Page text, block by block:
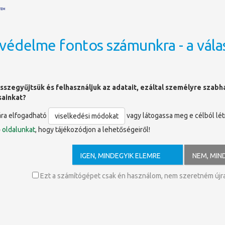
OLDALTÉRKÉP
tartalmak
és Tudásközpont által előfizetett adatbázisokhoz, e-
(hallgatók, oktatók, dolgozók); beállítása során ezért
fontos számunkra - a
és felhasználjuk az adatait, ezáltal személyre
elfogadható viselkedési módokat
vagy látogassa meg e célból
oldalunkat, hogy tájékozódjon a lehetőségeiről!
IGEN, MINDEGYIK ELEMRE NEM,
Ezt a számítógépet csak én használom, nem szeretném